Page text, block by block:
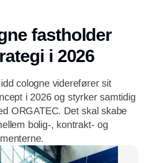
fastholder
i 2026
cologne viderefører sit
i 2026 og styrker samtidig
ORGATEC. Det skal skabe
bolig-, kontrakt- og